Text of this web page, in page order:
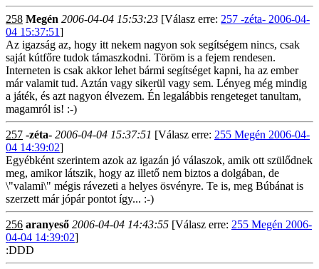
258 Megén 2006-04-04 15:53:23 [Válasz erre: 257 -zéta- 2006-04-
04 15:37:51]
Az igazság az, hogy itt nekem nagyon sok segítségem nincs, csak
saját kútfőre tudok támaszkodni. Töröm is a fejem rendesen.
Interneten is csak akkor lehet bármi segítséget kapni, ha az ember
már valamit tud. Aztán vagy sikerül vagy sem. Lényeg még mindig
a játék, és azt nagyon élvezem. Én legalábbis rengeteget tanultam,
magamról is! :-)
257 -zéta- 2006-04-04 15:37:51 [Válasz erre: 255 Megén 2006-04-
04 14:39:02]
Egyébként szerintem azok az igazán jó válaszok, amik ott szülődnek
meg, amikor látszik, hogy az illető nem biztos a dolgában, de
\"valami\" mégis rávezeti a helyes ösvényre. Te is, meg Búbánat is
szerzett már jópár pontot így... :-)
256 aranyeső 2006-04-04 14:43:55 [Válasz erre: 255 Megén 2006-
04-04 14:39:02]
:DDD